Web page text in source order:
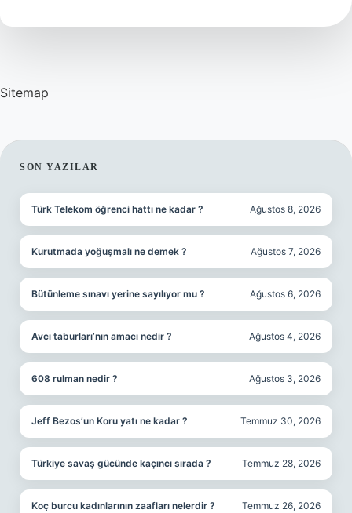
Çalışıyor
Sitemap
SIDEBAR
SON YAZILAR
Türk Telekom öğrenci hattı ne kadar ? Ağustos 8, 2026
Kurutmada yoğuşmalı ne demek ? Ağustos 7, 2026
Bütünleme sınavı yerine sayılıyor mu ? Ağustos 6, 2026
Avcı taburları’nın amacı nedir ? Ağustos 4, 2026
608 rulman nedir ? Ağustos 3, 2026
Jeff Bezos’un Koru yatı ne kadar ? Temmuz 30, 2026
Türkiye savaş gücünde kaçıncı sırada ? Temmuz 28, 2026
Koç burcu kadınlarının zaafları nelerdir ? Temmuz 26, 2026